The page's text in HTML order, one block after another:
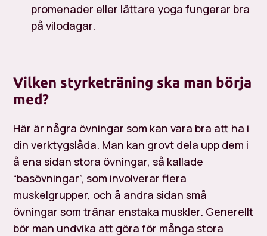
promenader eller lättare yoga fungerar bra
på vilodagar.
Vilken styrketräning ska man börja
med?
Här är några övningar som kan vara bra att ha i
din verktygslåda. Man kan grovt dela upp dem i
å ena sidan stora övningar, så kallade
“basövningar”, som involverar flera
muskelgrupper, och å andra sidan små
övningar som tränar enstaka muskler. Generellt
bör man undvika att göra för många stora